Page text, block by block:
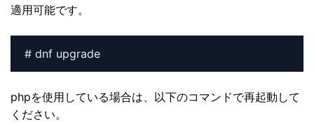
適用可能です。
# dnf upgrade
phpを使用している場合は、以下のコマンドで再起動して
ください。